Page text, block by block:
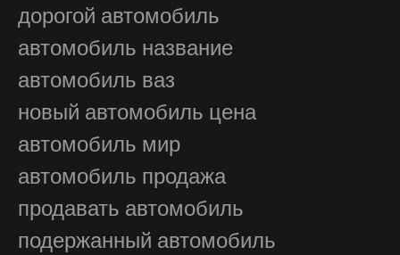
дорогой автомобиль
автомобиль название
автомобиль ваз
новый автомобиль цена
автомобиль мир
автомобиль продажа
продавать автомобиль
подержанный автомобиль